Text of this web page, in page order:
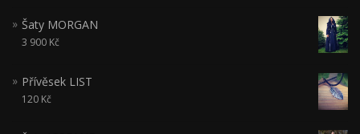
Šaty MORGAN
3 900 Kč
Přívěsek LIST
120 Kč